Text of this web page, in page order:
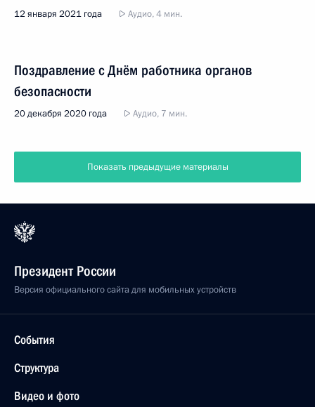
12 января 2021 года Аудио, 4 мин.
Поздравление с Днём работника органов
безопасности
20 декабря 2020 года Аудио, 7 мин.
Показать предыдущие материалы
Президент России
Версия официального сайта для мобильных устройств
События
Структура
Видео и фото